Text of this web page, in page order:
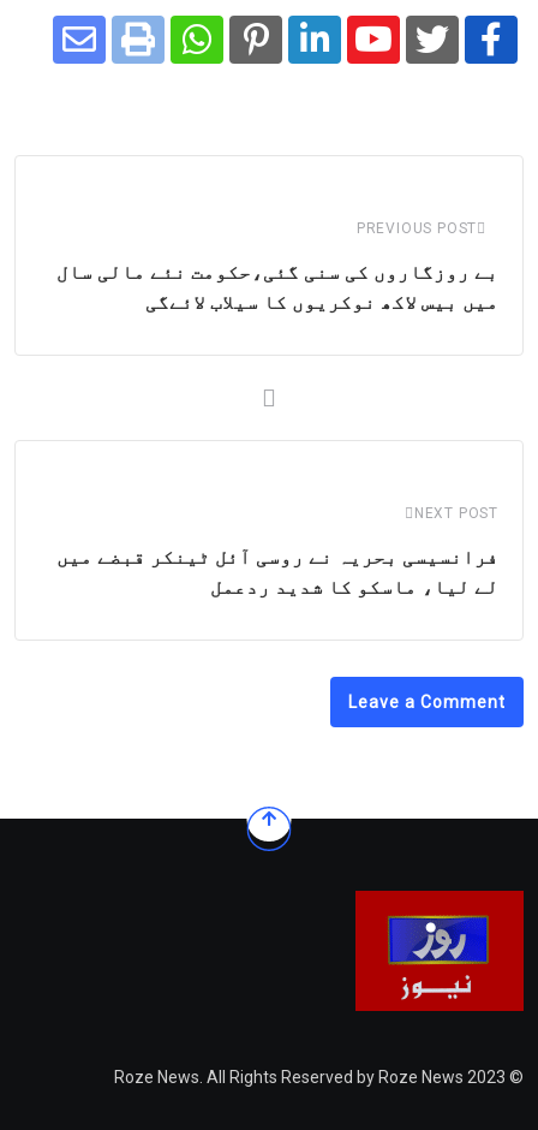
Youtube
LinkedIn
Pinterest
Whatsapp
Print
PREVIOUS POST
بے روزگاروں کی سنی گئی،حکومت نئے مالی سال
میں بیس لاکھ نوکریوں کا سیلاب لائےگی
NEXT POST
فرانسیسی بحریہ نے روسی آئل ٹینکر قبضے میں
لے لیا، ماسکو کا شدید ردعمل
Leave a Comment
© 2023 Roze News. All Rights Reserved by Roze News